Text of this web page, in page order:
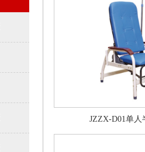
JZZX-D01单人